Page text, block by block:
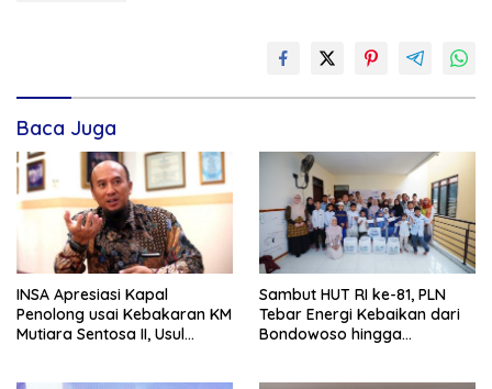
Baca Juga
INSA Apresiasi Kapal
Penolong usai Kebakaran KM
Mutiara Sentosa II, Usul
Sambut HUT RI ke-81, PLN
Tebar Energi Kebaikan dari
Bondowoso hingga